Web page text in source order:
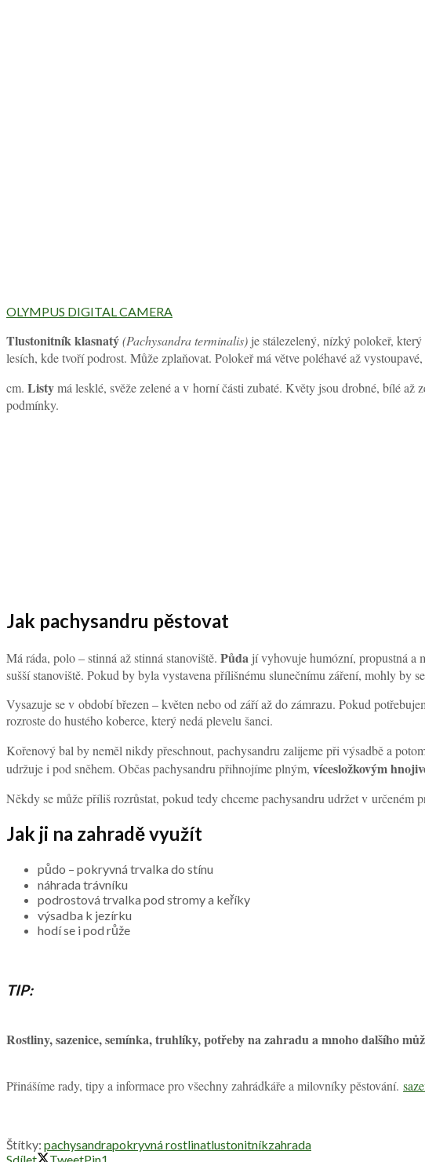
OLYMPUS DIGITAL CAMERA
Tlustonitník klasnatý(Pachysandra terminalis) je stálezelený, nízký polokeř,
lesích, kde tvoří podrost. Může zplaňovat. Polokeř má větve poléhavé až
cm. Listymá lesklé, svěže zelené a v horní části zubaté. Květy jsou drobné, bílé
podmínky.
Jak pachysandru pěstovat
Má ráda, polo – stinná až stinná stanoviště. Půda jí vyhovuje humózní, propustná a
sušší stanoviště. Pokud by byla vystavena přílišnému slunečnímu záření, mohly by
Vysazuje se v období březen – květen nebo od září až do zámrazu. Pokud
rozroste do hustého koberce, který nedá plevelu šanci.
Kořenový bal by neměl nikdy přeschnout, pachysandru zalijeme při výsadbě a
udržuje i pod sněhem. Občas pachysandru přihnojíme plným, vícesložkovým
Někdy se může příliš rozrůstat, pokud tedy chceme pachysandru udržet v
Jak ji na zahradě využít
půdo – pokryvná trvalka do stínu
náhrada trávníku
podrostová trvalka pod stromy a keříky
výsadba k jezírku
hodí se i pod růže
TIP:
Rostliny, sazenice, semínka, truhlíky, potřeby na zahradu a mnoho dalšího
Přinášíme rady, tipy a informace pro všechny zahrádkáře a milovníky pěstování.
Štítky: pachysandrapokryvná rostlinatlustonitníkzahrada